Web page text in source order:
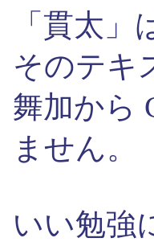
「貫太
そのテキ
舞加から
ません。
いい勉強